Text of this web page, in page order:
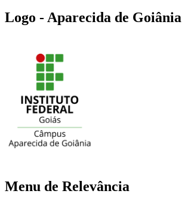
Logo - Aparecida de Goiânia
Menu de Relevância